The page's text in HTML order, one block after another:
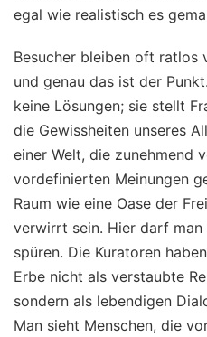
egal wie realistisch es
Besucher bleiben oft ratlos
und genau das ist der
keine Lösungen; sie stellt
die Gewissheiten unseres
einer Welt, die zunehmend
vordefinierten Meinungen
Raum wie eine Oase der
verwirrt sein. Hier darf man
spüren. Die Kuratoren
Erbe nicht als verstaubte
sondern als lebendigen
Man sieht Menschen, die